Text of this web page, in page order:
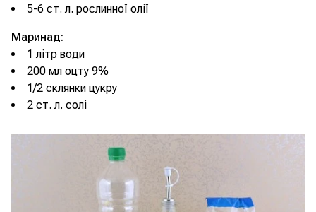
5-6 ст. л. рослинної олії
Маринад:
1 літр води
200 мл оцту 9%
1/2 склянки цукру
2 ст. л. солі